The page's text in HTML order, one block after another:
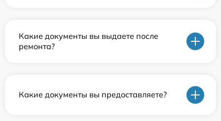
Какие документы вы выдаете после
ремонта?
Какие документы вы предоставляете?